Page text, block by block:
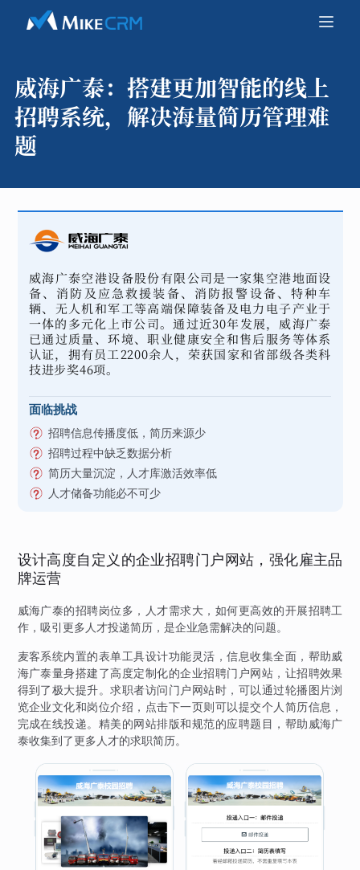
威海广泰： 搭建更加智能的线上
招聘系统，解决海量简历管理难
题
威海广泰空港设备股份有限公司是一家集空港地面设
备、消防及应急救援装备、消防报警设备、特种车
辆、无人机和军工等高端保障装备及电力电子产业于
一体的多元化上市公司。通过近30年发展，威海广泰
已通过质量、环境、职业健康安全和售后服务等体系
认证，拥有员工2200余人，荣获国家和省部级各类科
技进步奖46项。
面临挑战
招聘信息传播度低，简历来源少
招聘过程中缺乏数据分析
简历大量沉淀，人才库激活效率低
人才储备功能必不可少
设计高度自定义的企业招聘门户网站，强化雇主品
牌运营
威海广泰的招聘岗位多，人才需求大，如何更高效的开展招聘工
作，吸引更多人才投递简历，是企业急需解决的问题。
麦客系统内置的表单工具设计功能灵活，信息收集全面，帮助威
海广泰量身搭建了高度定制化的企业招聘门户网站，让招聘效果
得到了极大提升。求职者访问门户网站时，可以通过轮播图片浏
览企业文化和岗位介绍，点击下一页则可以提交个人简历信息，
完成在线投递。精美的网站排版和规范的应聘题目，帮助威海广
泰收集到了更多人才的求职简历。